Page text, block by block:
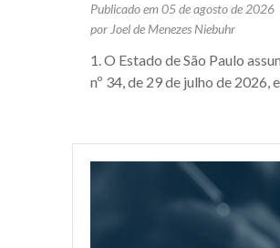
Publicado em 05 de agosto de 2026
por Joel de Menezes Niebuhr
1. O Estado de São Paulo
nº 34, de 29 de julho de